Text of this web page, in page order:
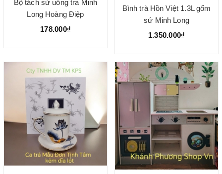
Bộ tách sứ uống trà Minh
Long Hoàng Điệp
178.000₫
Bình trà Hồn Việt 1.3L gốm
sứ Minh Long
1.350.000₫